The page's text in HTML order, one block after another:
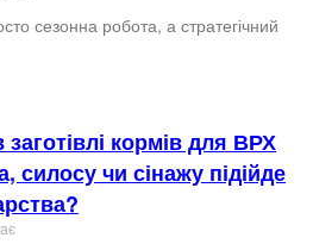
сезонна робота, а стратегічний
кормів для ВРХ
силосу чи сінажу підійде